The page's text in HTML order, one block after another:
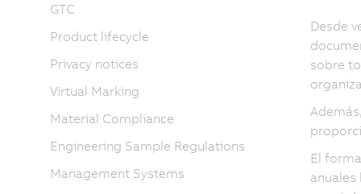
Desde
sobre
El
GTC
Product lifecycle
Privacy notices
Virtual Marking
Material Compliance
Engineering Sample Regulations
Management Systems